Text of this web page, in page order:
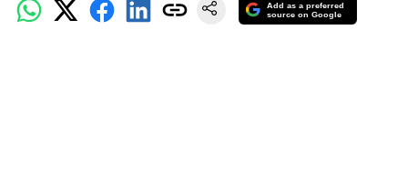
Add as a preferred
source on Google